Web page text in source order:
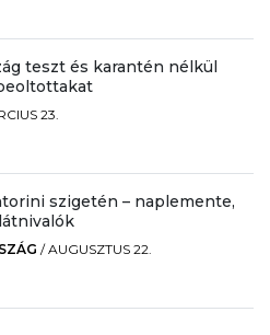
teszt és karantén nélkül
23.
szigetén – naplemente,
/AUGUSZTUS 22.